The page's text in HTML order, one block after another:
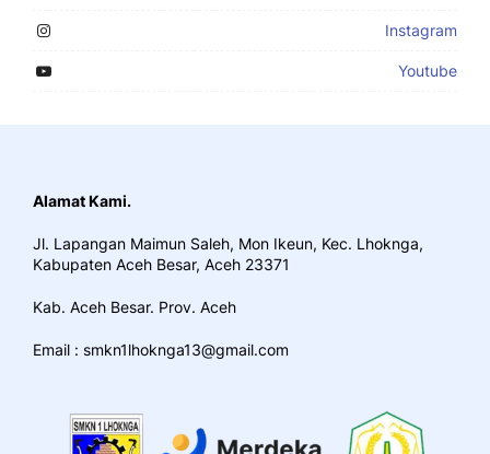
Instagram
Youtube
Alamat Kami.
Jl. Lapangan Maimun Saleh, Mon Ikeun, Kec. Lhoknga,
Kabupaten Aceh Besar, Aceh 23371
Kab. Aceh Besar. Prov. Aceh
Email : smkn1lhoknga13@gmail.com